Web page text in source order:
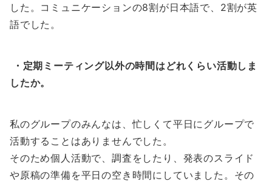
した。コミュニケーションの8割が日本語で、2割が英
語でした。
・定期ミーティング以外の時間はどれくらい活動しま
したか。
私のグループのみんなは、忙しくて平日にグループで
活動することはありませんでした。
そのため個人活動で、調査をしたり、発表のスライド
や原稿の準備を平日の空き時間にしていました。その